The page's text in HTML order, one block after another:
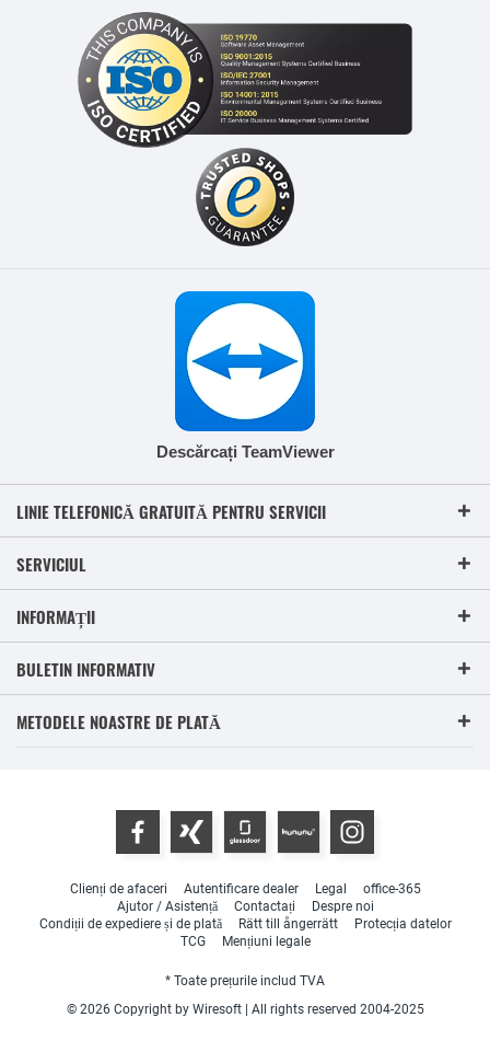
Descărcați TeamViewer
LINIE TELEFONICĂ GRATUITĂ PENTRU SERVICII
SERVICIUL
INFORMAȚII
BULETIN INFORMATIV
METODELE NOASTRE DE PLATĂ
Clienți de afaceri Autentificare dealer Legal
office-365
Ajutor / Asistență
Contactați
Despre noi
Condiții de expediere și de plată
Rätt till ångerrätt
Protecția datelor
TCG
Mențiuni legale
* Toate prețurile includ TVA
© 2026 Copyright by Wiresoft | All rights reserved 2004-2025